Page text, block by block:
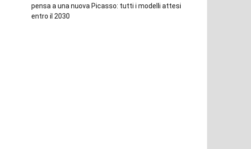
pensa a una nuova Picasso: tutti i modelli attesi
entro il 2030